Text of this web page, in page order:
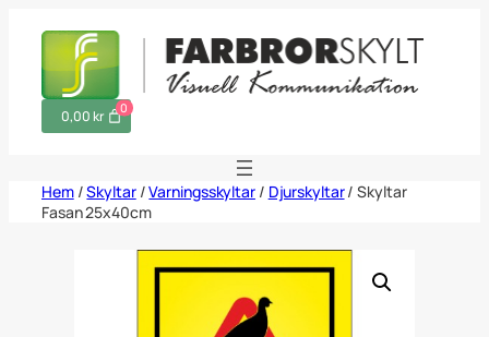
0
0,00 kr
Hem/Skyltar/Varningsskyltar/ Djurskyltar/ Skyltar
Fasan 25x40cm